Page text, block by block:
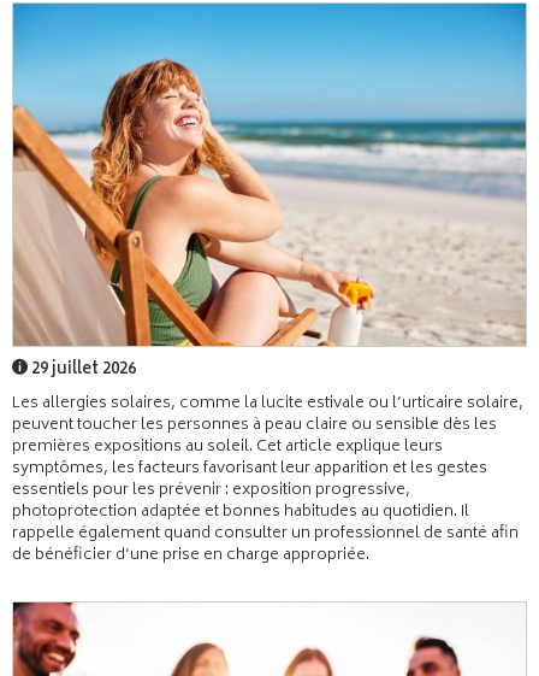
29 juillet 2026
Les allergies solaires, comme la lucite estivale ou l’urticaire solaire,
peuvent toucher les personnes à peau claire ou sensible dès les
premières expositions au soleil. Cet article explique leurs
symptômes, les facteurs favorisant leur apparition et les gestes
essentiels pour les prévenir : exposition progressive,
photoprotection adaptée et bonnes habitudes au quotidien. Il
rappelle également quand consulter un professionnel de santé afin
de bénéficier d’une prise en charge appropriée.